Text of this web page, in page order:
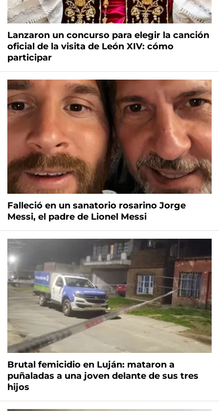
Lanzaron un concurso para elegir la canción
oficial de la visita de León XIV: cómo
participar
Falleció en un sanatorio rosarino Jorge
Messi, el padre de Lionel Messi
Brutal femicidio en Luján: mataron a
puñaladas a una joven delante de sus tres
hijos